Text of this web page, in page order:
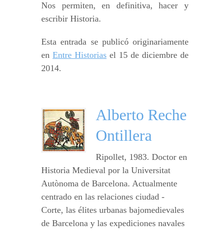
Nos permiten, en definitiva, hacer y
escribir Historia.
Esta entrada se publicó originariamente
en Entre Historias el 15 de diciembre de
2014.
Alberto Reche
Ontillera
Ripollet, 1983. Doctor en
Historia Medieval por la Universitat
Autònoma de Barcelona. Actualmente
centrado en las relaciones ciudad -
Corte, las élites urbanas bajomedievales
de Barcelona y las expediciones navales